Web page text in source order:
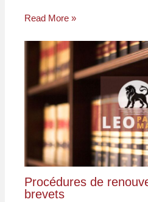
Read More »
Procédures de
brevets